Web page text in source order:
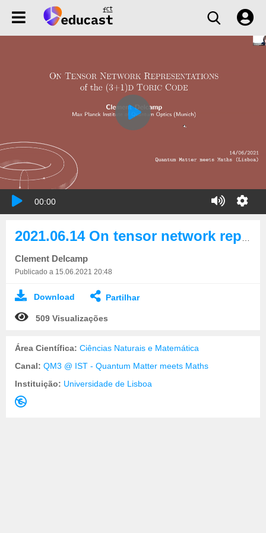
00:00
Clement Delcamp
Publicado a 15.06.2021 20:48
Download Partilhar
509 Visualizações
Área Científica: Ciências Naturais e Matemática
Canal: QM3 @ IST - Quantum Matter meets Maths
Instituição: Universidade de Lisboa